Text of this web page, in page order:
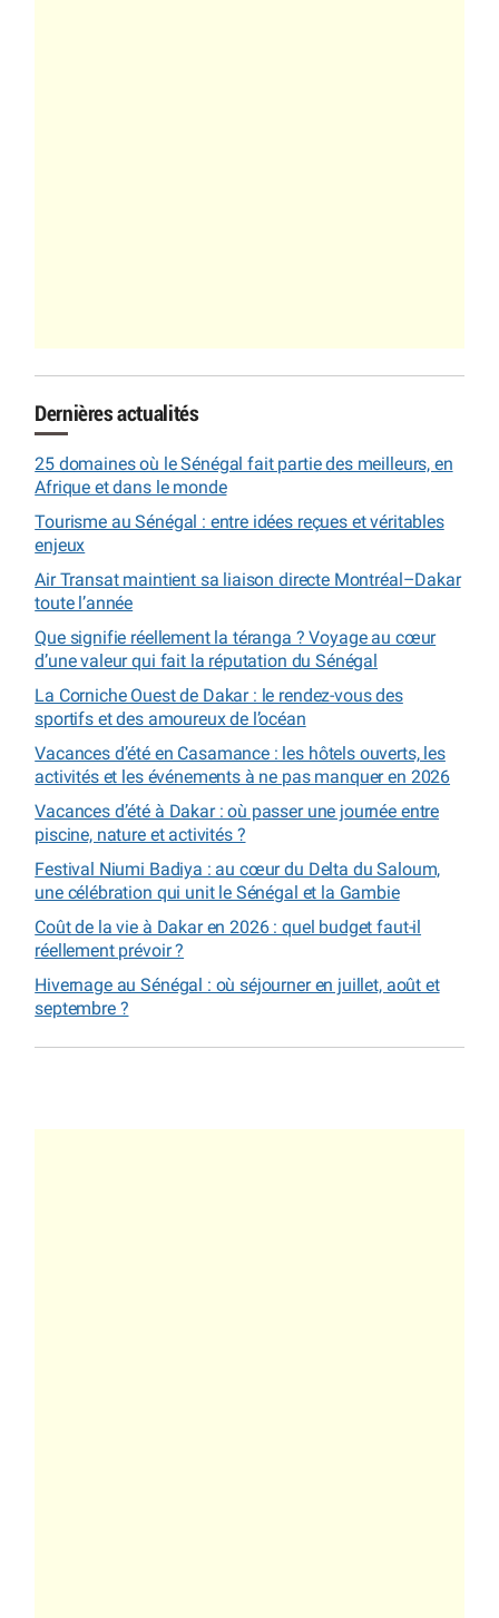
Dernières actualités
25 domaines où le Sénégal fait partie des meilleurs, en
Afrique et dans le monde
Tourisme au Sénégal : entre idées reçues et véritables
enjeux
Air Transat maintient sa liaison directe Montréal–Dakar
toute l’année
Que signifie réellement la téranga ? Voyage au cœur
d’une valeur qui fait la réputation du Sénégal
La Corniche Ouest de Dakar : le rendez-vous des
sportifs et des amoureux de l’océan
Vacances d’été en Casamance : les hôtels ouverts, les
activités et les événements à ne pas manquer en 2026
Vacances d’été à Dakar : où passer une journée entre
piscine, nature et activités ?
Festival Niumi Badiya : au cœur du Delta du Saloum,
une célébration qui unit le Sénégal et la Gambie
Coût de la vie à Dakar en 2026 : quel budget faut-il
réellement prévoir ?
Hivernage au Sénégal : où séjourner en juillet, août et
septembre ?